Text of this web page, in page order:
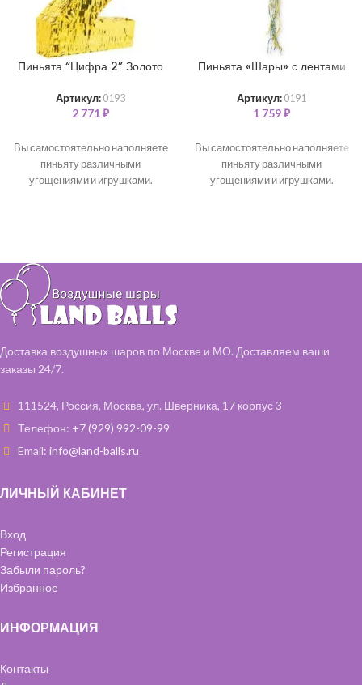
Пиньята “Цифра 2” Золото
Артикул: 0193
2 771₽
Вы самостоятельно наполняете
пиньяту различными
угощениями и игрушками.
Пиньята «Шары» с лентами
Артикул: 0191
1 759₽
Вы самостоятельно наполняете
пиньяту различными
угощениями и игрушками.
Доставка воздушных шаров по Москве и МО. Доставляем ваши
заказы 24/7.
111524, Россия, Москва, ул. Шверника, 17 корпус 3
Телефон: +7 (929) 992-09-99
Email: info@land-balls.ru
ЛИЧНЫЙ КАБИНЕТ
Вход
Регистрация
Забыли пароль?
Избранное
ИНФОРМАЦИЯ
Контакты